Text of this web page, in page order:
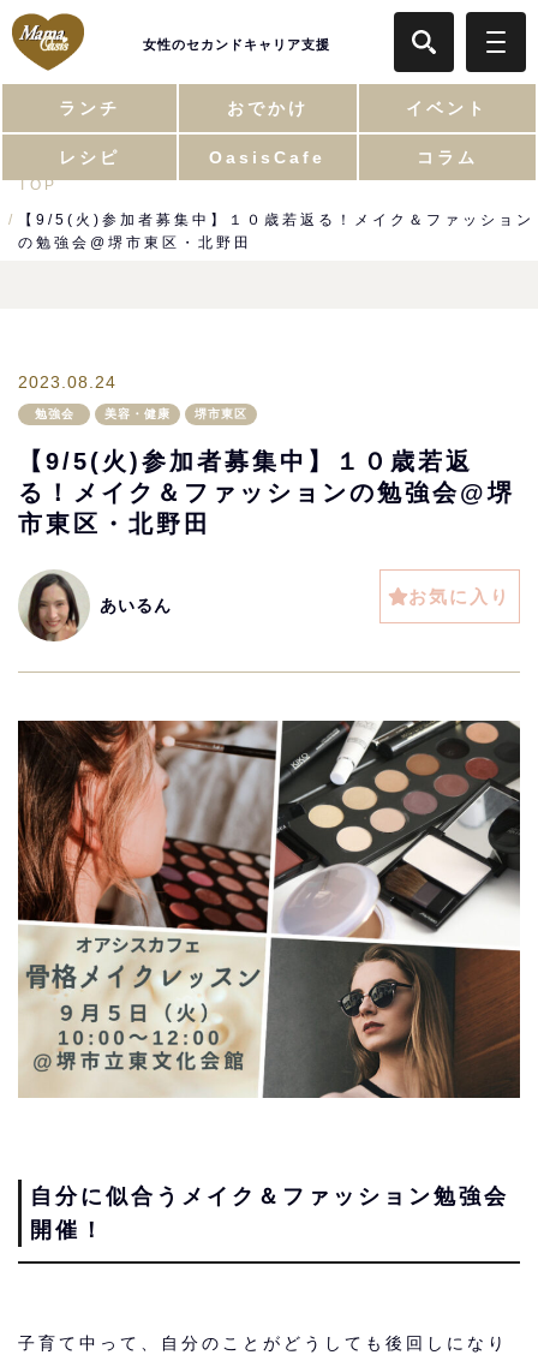
女性のセカンドキャリア支援
ランチ おでかけ イベント
レシピ OasisCafe コラム
TOP
【9/5(火)参加者募集中】１０歳若返る！メイク＆ファッション
の勉強会@堺市東区・北野田
2023.08.24
勉強会 美容・健康 堺市東区
【9/5(火)参加者募集中】１０歳若返
る！メイク＆ファッションの勉強会@堺
市東区・北野田
あいるん お気に入り
自分に似合うメイク＆ファッション勉強会
開催！
子育て中って、自分のことがどうしても後回しになり